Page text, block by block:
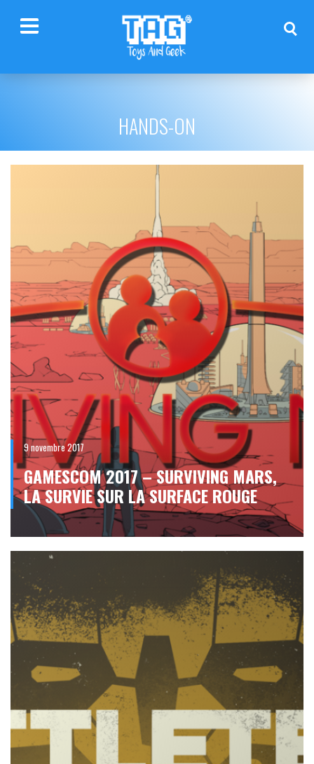
HANDS-ON
9 novembre 2017
GAMESCOM 2017 – SURVIVING MARS,
LA SURVIE SUR LA SURFACE ROUGE